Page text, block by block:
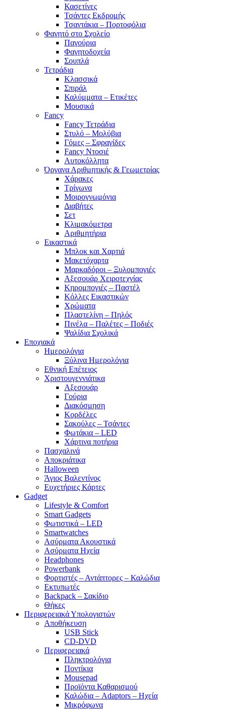
Κασετίνες
Τσάντες Εκδρομής
Τσαντάκια – Πορτοφόλια
Φαγητό στο Σχολείο
Παγούρια
Φαγητοδοχεία
Σουπλά
Τετράδια
Κλασσικά
Σπιράλ
Καλύμματα – Ετικέτες
Μουσικά
Fancy
Fancy Τετράδια
Στυλό – Μολύβια
Γόμες – Σφραγίδες
Fancy Ντοσιέ
Αυτοκόλλητα
Όργανα Αριθμητικής & Γεωμετρίας
Χάρακες
Τρίγωνα
Mοιρογνωμόνια
Διαβήτες
Σετ
Κλιμακόμετρα
Αριθμητήρια
Εικαστικά
Μπλοκ και Χαρτιά
Μακετόχαρτα
Μαρκαδόροι – Ξυλομπογιές
Αξεσουάρ Χειροτεχνίας
Κηρομπογιές – Παστέλ
Κόλλες Εικαστικών
Χρώματα
Πλαστελίνη – Πηλός
Πινέλα – Παλέτες – Ποδιές
Ψαλίδια Σχολικά
Εποχιακά
Ημερολόγια
Ξύλινα Ημερολόγια
Εθνική Επέτειος
Χριστουγεννιάτικα
Αξεσουάρ
Γούρια
Διακόσμηση
Κορδέλες
Σακούλες – Τσάντες
Φωτάκια – LED
Χάρτινα ποτήρια
Πασχαλινά
Αποκριάτικα
Halloween
Άγιος Βαλεντίνος
Ευχετήριες Κάρτες
Gadget
Lifestyle & Comfort
Smart Gadgets
Φωτιστικά – LED
Smartwatches
Ασύρματα Ακουστικά
Ασύρματα Ηχεία
Headphones
Powerbank
Φορτιστές – Αντάπτορες – Καλώδια
Εκτυπωτές
Backpack – Σακίδιο
Θήκες
Περιφερειακά Υπολογιστών
Αποθήκευση
USB Stick
CD-DVD
Περιφερειακά
Πληκτρολόγια
Ποντίκια
Mousepad
Προϊόντα Καθαρισμού
Καλώδια – Adaptors – Ηχεία
Μικρόφωνα